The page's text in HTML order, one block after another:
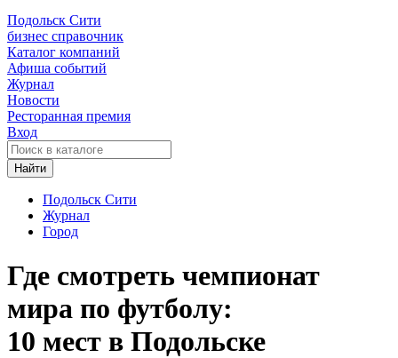
Подольск Сити
бизнес справочник
Каталог компаний
Афиша событий
Журнал
Новости
Ресторанная премия
Вход
Найти
Подольск Сити
Журнал
Город
Где смотреть чемпионат
мира по футболу:
10 мест в Подольске